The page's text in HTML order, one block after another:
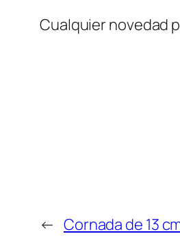
Cualquier novedad
← Cornada de 13